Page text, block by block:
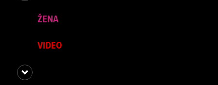
ŽENA
VIDEO